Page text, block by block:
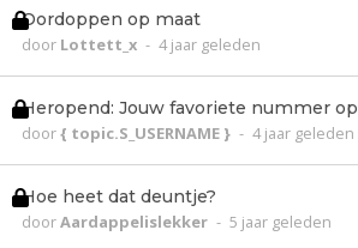
Oordoppen op maat
door Lottett_x - 4 jaar geleden
Heropend: Jouw favoriete nummer
door{ topic.S_USERNAME } - 4 jaar geleden
Hoe heet dat deuntje?
doorAardappelislekker - 5 jaar geleden